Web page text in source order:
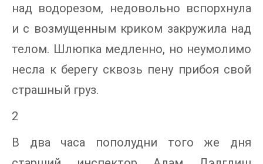
над водорезом, недовольно вспорхнула
и с возмущенным криком закружила над
телом. Шлюпка медленно, но неумолимо
несла к берегу сквозь пену прибоя свой
страшный груз.
2
В два часа пополудни того же дня